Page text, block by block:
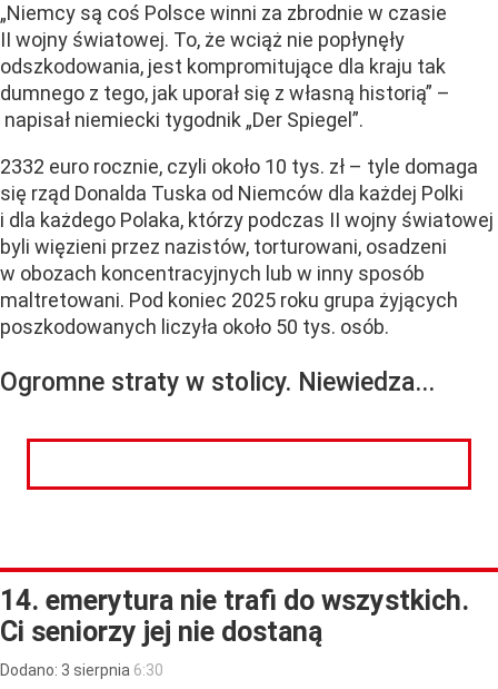
„Niemcy są coś Polsce winni za zbrodnie w czasie
II wojny światowej. To, że wciąż nie popłynęły
odszkodowania, jest kompromitujące dla kraju tak
dumnego z tego, jak uporał się z własną historią” –
napisał niemiecki tygodnik „Der Spiegel”.
2332 euro rocznie, czyli około 10 tys. zł – tyle domaga
się rząd Donalda Tuska od Niemców dla każdej Polki
i dla każdego Polaka, którzy podczas II wojny światowej
byli więzieni przez nazistów, torturowani, osadzeni
w obozach koncentracyjnych lub w inny sposób
maltretowani. Pod koniec 2025 roku grupa żyjących
poszkodowanych liczyła około 50 tys. osób.
Ogromne straty w stolicy. Niewiedza...
14. emerytura nie trafi do wszystkich.
Ci seniorzy jej nie dostaną
Dodano: 3 sierpnia 6:30